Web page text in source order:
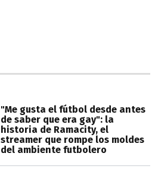
"Me gusta el fútbol desde antes
de saber que era gay": la
historia de Ramacity, el
streamer que rompe los moldes
del ambiente futbolero